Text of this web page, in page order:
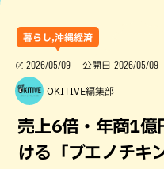
暮らし,沖縄経済
2026/05/09 公開日 2026/05/09
OKITIVE編集部
売上6倍・年商1
ける「ブエノチキ